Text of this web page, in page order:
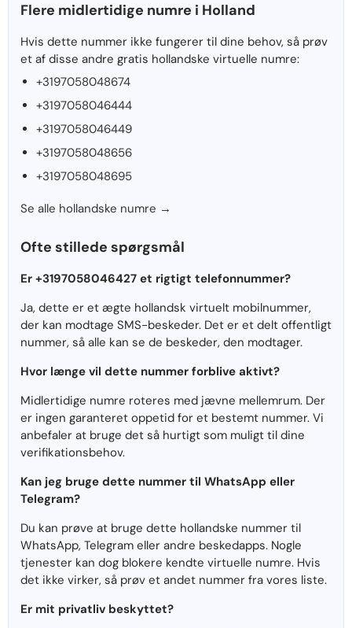
Flere midlertidige numre i Holland
Hvis dette nummer ikke fungerer til dine behov, så prøv
et af disse andre gratis hollandske virtuelle numre:
+3197058048674
+3197058046444
+3197058046449
+3197058048656
+3197058048695
Se alle hollandske numre →
Ofte stillede spørgsmål
Er +3197058046427 et rigtigt telefonnummer?
Ja, dette er et ægte hollandsk virtuelt mobilnummer,
der kan modtage SMS-beskeder. Det er et delt offentligt
nummer, så alle kan se de beskeder, den modtager.
Hvor længe vil dette nummer forblive aktivt?
Midlertidige numre roteres med jævne mellemrum. Der
er ingen garanteret oppetid for et bestemt nummer. Vi
anbefaler at bruge det så hurtigt som muligt til dine
verifikationsbehov.
Kan jeg bruge dette nummer til WhatsApp eller
Telegram?
Du kan prøve at bruge dette hollandske nummer til
WhatsApp, Telegram eller andre beskedapps. Nogle
tjenester kan dog blokere kendte virtuelle numre. Hvis
det ikke virker, så prøv et andet nummer fra vores liste.
Er mit privatliv beskyttet?